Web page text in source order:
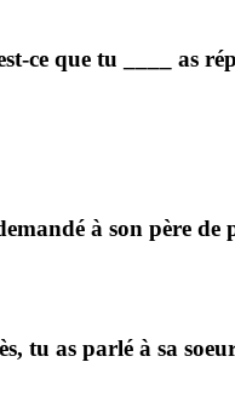
ce que tu ____ as
à son père
tu as parlé à sa